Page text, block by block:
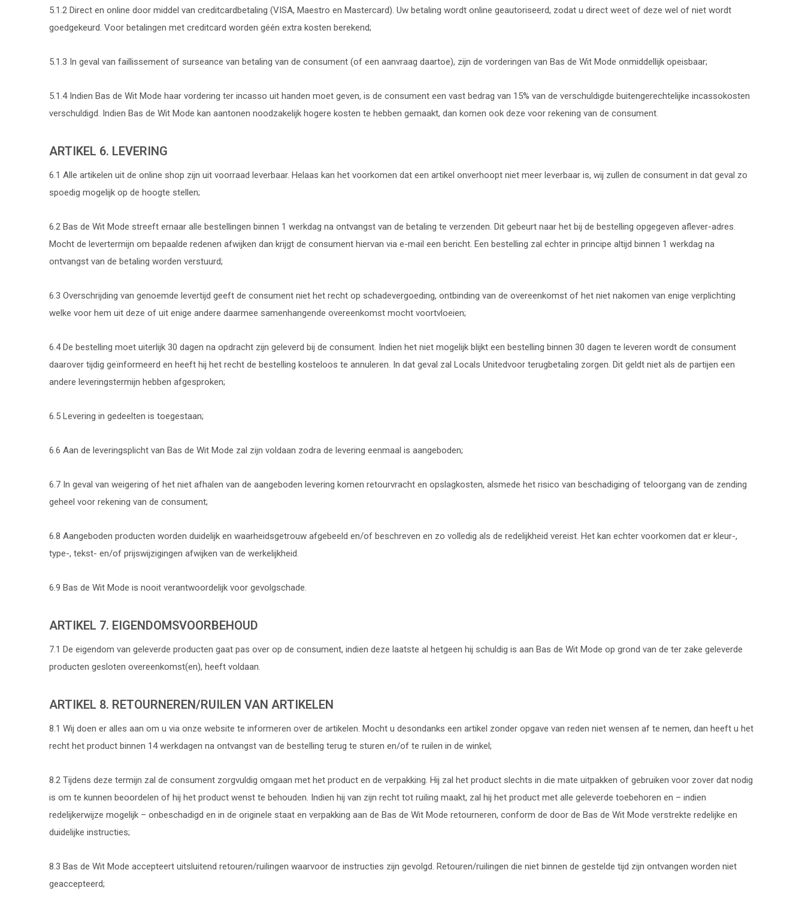
5.1.2 Direct en online door middel van creditcardbetaling (VISA, Maestro en Mastercard). Uw betaling wordt online geautoriseerd, zodat u direct weet of deze wel of niet wordt
goedgekeurd. Voor betalingen met creditcard worden géén extra kosten berekend;
5.1.3 In geval van faillissement of surseance van betaling van de consument (of een aanvraag daartoe), zijn de vorderingen van Bas de Wit Mode onmiddellijk opeisbaar;
5.1.4 Indien Bas de Wit Mode haar vordering ter incasso uit handen moet geven, is de consument een vast bedrag van 15% van de verschuldigde buitengerechtelijke incassokosten
verschuldigd. Indien Bas de Wit Mode kan aantonen noodzakelijk hogere kosten te hebben gemaakt, dan komen ook deze voor rekening van de consument.
ARTIKEL 6. LEVERING
6.1 Alle artikelen uit de online shop zijn uit voorraad leverbaar. Helaas kan het voorkomen dat een artikel onverhoopt niet meer leverbaar is, wij zullen de consument in dat geval zo
spoedig mogelijk op de hoogte stellen;
6.2 Bas de Wit Mode streeft ernaar alle bestellingen binnen 1 werkdag na ontvangst van de betaling te verzenden. Dit gebeurt naar het bij de bestelling opgegeven aflever-adres.
Mocht de levertermijn om bepaalde redenen afwijken dan krijgt de consument hiervan via e-mail een bericht. Een bestelling zal echter in principe altijd binnen 1 werkdag na
ontvangst van de betaling worden verstuurd;
6.3 Overschrijding van genoemde levertijd geeft de consument niet het recht op schadevergoeding, ontbinding van de overeenkomst of het niet nakomen van enige verplichting
welke voor hem uit deze of uit enige andere daarmee samenhangende overeenkomst mocht voortvloeien;
6.4 De bestelling moet uiterlijk 30 dagen na opdracht zijn geleverd bij de consument. Indien het niet mogelijk blijkt een bestelling binnen 30 dagen te leveren wordt de consument
daarover tijdig geïnformeerd en heeft hij het recht de bestelling kosteloos te annuleren. In dat geval zal Locals Unitedvoor terugbetaling zorgen. Dit geldt niet als de partijen een
andere leveringstermijn hebben afgesproken;
6.5 Levering in gedeelten is toegestaan;
6.6 Aan de leveringsplicht van Bas de Wit Mode zal zijn voldaan zodra de levering eenmaal is aangeboden;
6.7 In geval van weigering of het niet afhalen van de aangeboden levering komen retourvracht en opslagkosten, alsmede het risico van beschadiging of teloorgang van de zending
geheel voor rekening van de consument;
6.8 Aangeboden producten worden duidelijk en waarheidsgetrouw afgebeeld en/of beschreven en zo volledig als de redelijkheid vereist. Het kan echter voorkomen dat er kleur-,
type-, tekst- en/of prijswijzigingen afwijken van de werkelijkheid.
6.9 Bas de Wit Mode is nooit verantwoordelijk voor gevolgschade.
ARTIKEL 7. EIGENDOMSVOORBEHOUD
7.1 De eigendom van geleverde producten gaat pas over op de consument, indien deze laatste al hetgeen hij schuldig is aan Bas de Wit Mode op grond van de ter zake geleverde
producten gesloten overeenkomst(en), heeft voldaan.
ARTIKEL 8. RETOURNEREN/RUILEN VAN ARTIKELEN
8.1 Wij doen er alles aan om u via onze website te informeren over de artikelen. Mocht u desondanks een artikel zonder opgave van reden niet wensen af te nemen, dan heeft u het
recht het product binnen 14 werkdagen na ontvangst van de bestelling terug te sturen en/of te ruilen in de winkel;
8.2 Tijdens deze termijn zal de consument zorgvuldig omgaan met het product en de verpakking. Hij zal het product slechts in die mate uitpakken of gebruiken voor zover dat nodig
is om te kunnen beoordelen of hij het product wenst te behouden. Indien hij van zijn recht tot ruiling maakt, zal hij het product met alle geleverde toebehoren en – indien
redelijkerwijze mogelijk – onbeschadigd en in de originele staat en verpakking aan de Bas de Wit Mode retourneren, conform de door de Bas de Wit Mode verstrekte redelijke en
duidelijke instructies;
8.3 Bas de Wit Mode accepteert uitsluitend retouren/ruilingen waarvoor de instructies zijn gevolgd. Retouren/ruilingen die niet binnen de gestelde tijd zijn ontvangen worden niet
geaccepteerd;